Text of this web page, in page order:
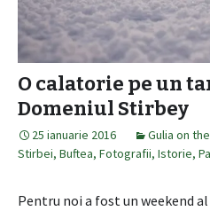
O calatorie pe un
Domeniul Stirbey
25 ianuarie 2016 Gulia on
Stirbei, Buftea, Fotografii, Istorie,
Pentru noi a fost un weekend